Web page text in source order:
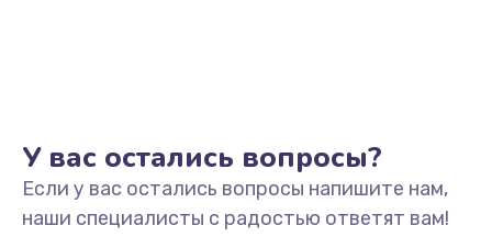
Замена/Pемонт карбюратора
1300 руб.
У вас остались вопросы?
Если у вас остались вопросы напишите нам,
наши специалисты с радостью ответят вам!